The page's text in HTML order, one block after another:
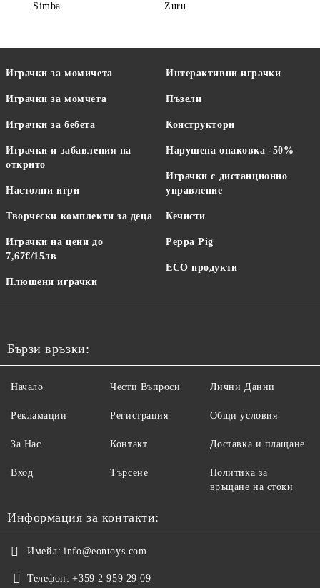
Simba Zuru
Играчки за момичета
Играчки за момчета
Играчки за бебета
Играчки и забавления на
открито
Настолни игри
Творчески комплекти за деца
Играчки на цени до
7,67€/15лв
Плюшени играчки
Интерактивни играчки
Пъзели
Конструктори
Нарушена опаковка -50%
Играчки с дистанционно
управление
Кечисти
Peppa Pig
ECO продукти
Бързи връзки:
Начало
Рекламации
За Нас
Вход
Чести Въпроси
Регистрация
Контакт
Търсене
Лични Данни
Общи условия
Доставка и плащане
Политика за
връщане на стоки
Информация за контакти:
Имейл: info@eontoys.com
Телефон: +359 2 959 29 09